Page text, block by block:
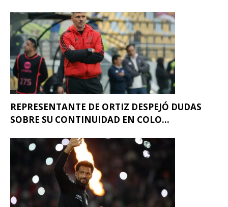
REPRESENTANTE DE ORTIZ DESPEJÓ DUDAS
SOBRE SU CONTINUIDAD EN COLO...